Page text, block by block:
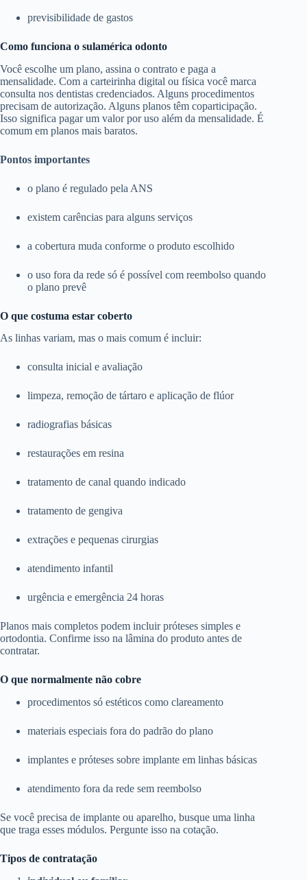
previsibilidade de gastos
Como funciona o sulamérica odonto
Você escolhe um plano, assina o contrato e paga a
mensalidade. Com a carteirinha digital ou física você marca
consulta nos dentistas credenciados. Alguns procedimentos
precisam de autorização. Alguns planos têm coparticipação.
Isso significa pagar um valor por uso além da mensalidade. É
comum em planos mais baratos.
Pontos importantes
o plano é regulado pela ANS
existem carências para alguns serviços
a cobertura muda conforme o produto escolhido
o uso fora da rede só é possível com reembolso quando
o plano prevê
O que costuma estar coberto
As linhas variam, mas o mais comum é incluir:
consulta inicial e avaliação
limpeza, remoção de tártaro e aplicação de flúor
radiografias básicas
restaurações em resina
tratamento de canal quando indicado
tratamento de gengiva
extrações e pequenas cirurgias
atendimento infantil
urgência e emergência 24 horas
Planos mais completos podem incluir próteses simples e
ortodontia. Confirme isso na lâmina do produto antes de
contratar.
O que normalmente não cobre
procedimentos só estéticos como clareamento
materiais especiais fora do padrão do plano
implantes e próteses sobre implante em linhas básicas
atendimento fora da rede sem reembolso
Se você precisa de implante ou aparelho, busque uma linha
que traga esses módulos. Pergunte isso na cotação.
Tipos de contratação